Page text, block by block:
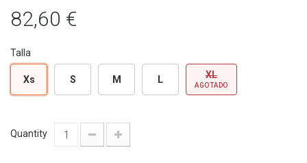
82,60 €
Talla
Xs S M L XL
AGOTADO
Quantity